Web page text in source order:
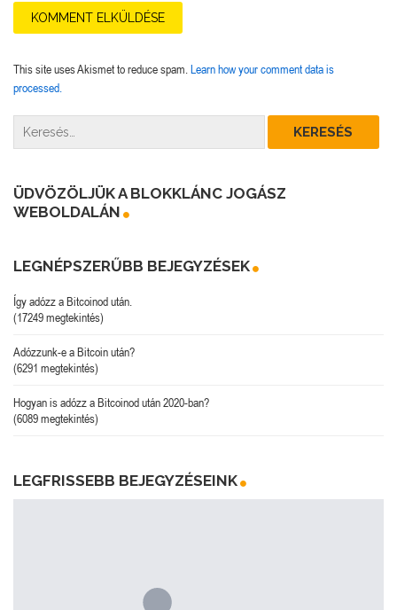
This site uses Akismet to reduce spam. Learn how your comment data is
processed.
ÜDVÖZÖLJÜK A BLOKKLÁNC JOGÁSZ
WEBOLDALÁN
LEGNÉPSZERŰBB BEJEGYZÉSEK
Így adózz a Bitcoinod után.
(17249 megtekintés)
Adózzunk-e a Bitcoin után?
(6291 megtekintés)
Hogyan is adózz a Bitcoinod után 2020-ban?
(6089 megtekintés)
LEGFRISSEBB BEJEGYZÉSEINK